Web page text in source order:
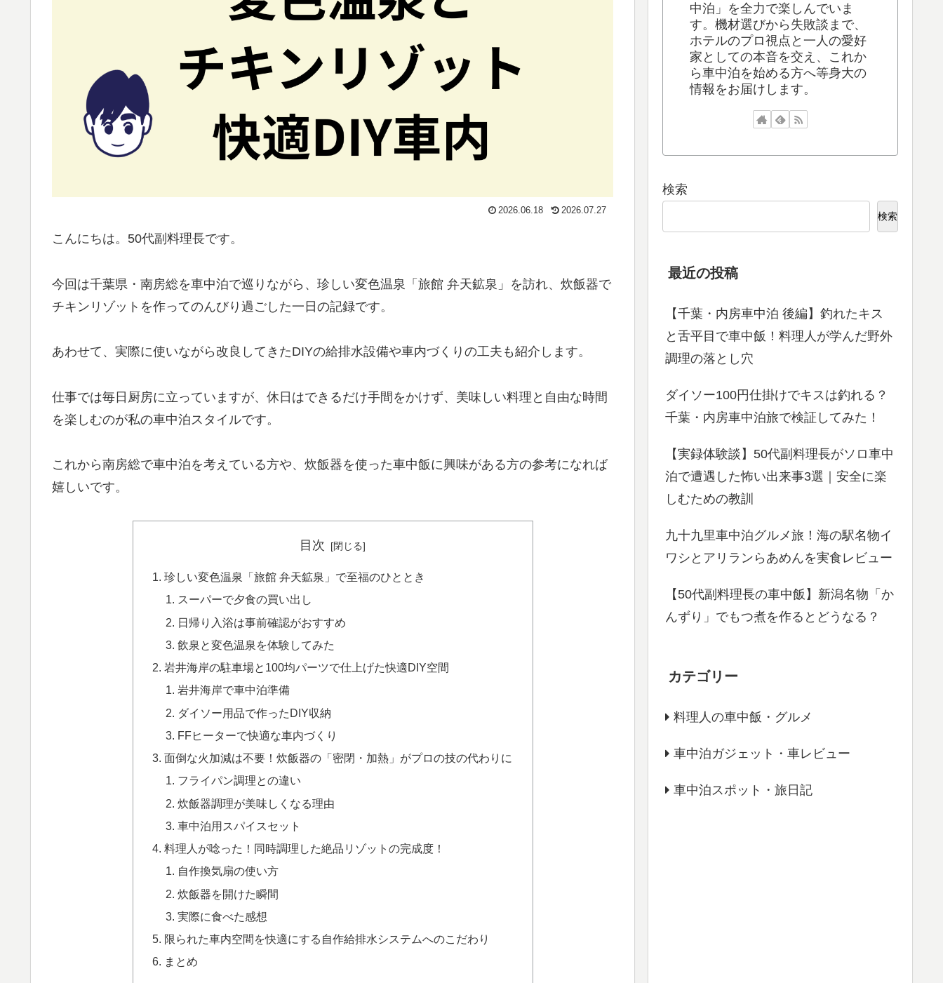
2026.06.18 2026.07.27
こんにちは。50代副料理長です。
今回は千葉県・南房総を車中泊で巡りながら、珍しい変色温泉「旅館 弁天鉱泉」を訪れ、炊飯器で
チキンリゾットを作ってのんびり過ごした一日の記録です。
あわせて、実際に使いながら改良してきたDIYの給排水設備や車内づくりの工夫も紹介します。
仕事では毎日厨房に立っていますが、休日はできるだけ手間をかけず、美味しい料理と自由な時間
を楽しむのが私の車中泊スタイルです。
これから南房総で車中泊を考えている方や、炊飯器を使った車中飯に興味がある方の参考になれば
嬉しいです。
目次
珍しい変色温泉「旅館 弁天鉱泉」で至福のひととき
スーパーで夕食の買い出し
日帰り入浴は事前確認がおすすめ
飲泉と変色温泉を体験してみた
岩井海岸の駐車場と100均パーツで仕上げた快適DIY空間
岩井海岸で車中泊準備
ダイソー用品で作ったDIY収納
FFヒーターで快適な車内づくり
面倒な火加減は不要！炊飯器の「密閉・加熱」がプロの技の代わりに
フライパン調理との違い
炊飯器調理が美味しくなる理由
車中泊用スパイスセット
料理人が唸った！同時調理した絶品リゾットの完成度！
自作換気扇の使い方
炊飯器を開けた瞬間
実際に食べた感想
限られた車内空間を快適にする自作給排水システムへのこだわり
まとめ
中泊」を全力で楽しんでいま
す。機材選びから失敗談まで、
ホテルのプロ視点と一人の愛好
家としての本音を交え、これか
ら車中泊を始める方へ等身大の
情報をお届けします。
検索
検索
最近の投稿
【千葉・内房車中泊 後編】釣れたキス
と舌平目で車中飯！料理人が学んだ野外
調理の落とし穴
ダイソー100円仕掛けでキスは釣れる？
千葉・内房車中泊旅で検証してみた！
【実録体験談】50代副料理長がソロ車中
泊で遭遇した怖い出来事3選｜安全に楽
しむための教訓
九十九里車中泊グルメ旅！海の駅名物イ
ワシとアリランらあめんを実食レビュー
【50代副料理長の車中飯】新潟名物「か
んずり」でもつ煮を作るとどうなる？
カテゴリー
料理人の車中飯・グルメ
車中泊ガジェット・車レビュー
車中泊スポット・旅日記